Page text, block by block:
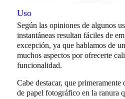
Uso
Según las opiniones de algunos
instantáneas resultan fáciles de
excepción, ya que hablamos de
muchos aspectos por ofrecerte
funcionalidad.
Cabe destacar, que primeramente
de papel fotográfico en la ranura